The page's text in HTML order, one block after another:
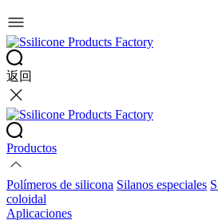
返回
Productos
Polímeros de silicona Silanos especiales
coloidal
Aplicaciones